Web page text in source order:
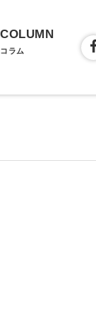
COLUMN
コラム